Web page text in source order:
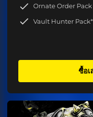
Ornate Order Pack
Vault Hunter
ซื้อเ